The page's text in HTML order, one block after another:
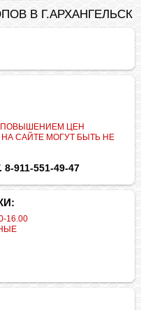
В Г.АРХАНГЕЛЬСК
ПОВЫШЕНИЕМ ЦЕН
САЙТЕ МОГУТ БЫТЬ НЕ
911-551-49-47
16.00